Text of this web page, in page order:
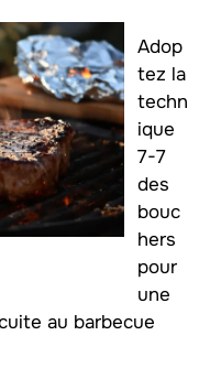
Adop
tez la
techn
ique
7-7
des
bouc
hers
pour
une
au barbecue